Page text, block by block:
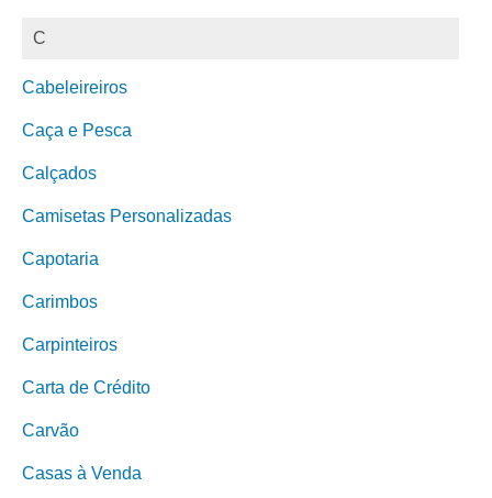
C
Cabeleireiros
Caça e Pesca
Calçados
Camisetas Personalizadas
Capotaria
Carimbos
Carpinteiros
Carta de Crédito
Carvão
Casas à Venda